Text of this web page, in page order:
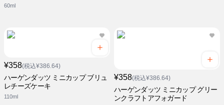
60ml
¥358(税込¥386.64)
ハーゲンダッツ ミニカップ ブリュ
レチーズケーキ
110ml
¥358(税込¥386.64)
ハーゲンダッツ ミニカップ グリー
ンクラフトアフォガード